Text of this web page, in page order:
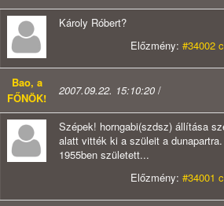
Károly Róbert?
Előzmény: #34002
Bao, a
FŐNÖK!
2007.09.22. 15:10:20 /
Szépek! horngabi(szdsz) állítása
alatt vitték ki a szüleit a
1955ben született...
Előzmény: #34001